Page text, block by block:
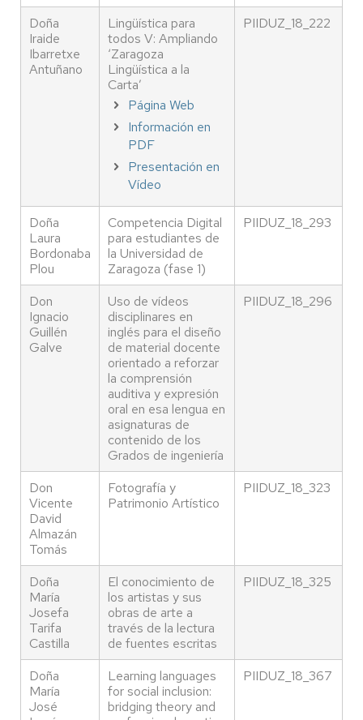
Doña
Iraide
Ibarretxe
Antuñano
Lingüística para
todos V: Ampliando
‘Zaragoza
Lingüística a la
Carta’
Página Web
Información en
PDF
Presentación en
Vídeo
PIIDUZ_18_222
Doña
Laura
Bordonaba
Plou
Competencia Digital
para estudiantes de
la Universidad de
Zaragoza (fase 1)
PIIDUZ_18_293
Don
Ignacio
Guillén
Galve
Uso de vídeos
disciplinares en
inglés para el diseño
de material docente
orientado a reforzar
la comprensión
auditiva y expresión
oral en esa lengua en
asignaturas de
contenido de los
Grados de ingeniería
PIIDUZ_18_296
Don
Vicente
David
Almazán
Tomás
Fotografía y
Patrimonio Artístico
PIIDUZ_18_323
Doña
María
Josefa
Tarifa
Castilla
El conocimiento de
los artistas y sus
obras de arte a
través de la lectura
de fuentes escritas
PIIDUZ_18_325
Doña
María
José
Learning languages
for social inclusion:
bridging theory and
PIIDUZ_18_367